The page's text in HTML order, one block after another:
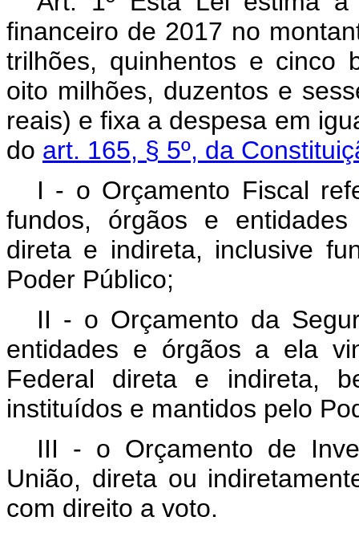
financeiro de 2017 no
trilhões, quinhentos e cinco
oito milhões, duzentos e
reais) e fixa a despesa em
do art. 165, § 5º, da
I - o Orçamento Fiscal
fundos, órgãos e
direta e indireta, inclusive
Poder Público;
II - o Orçamento da
entidades e órgãos a ela
Federal direta e indireta,
instituídos e mantidos pelo
III - o Orçamento de
União, direta ou
com direito a voto.